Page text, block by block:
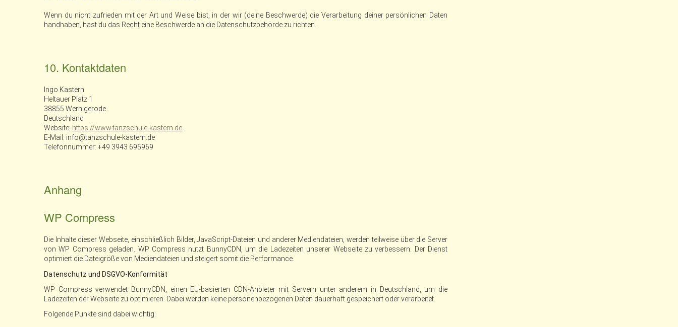
Wenn du nicht zufrieden mit der Art und Weise bist, in der wir (deine Beschwerde) die Verarbeitung deiner persönlichen Daten
handhaben, hast du das Recht eine Beschwerde an die Datenschutzbehörde zu richten.
10. Kontaktdaten
Ingo Kastern
Heltauer Platz 1
38855 Wernigerode
Deutschland
Website: https://www.tanzschule-kastern.de
E-Mail: info@tanzschule-kastern.de
Telefonnummer: +49 3943 695969
Anhang
WP Compress
Die Inhalte dieser Webseite, einschließlich Bilder, JavaScript-Dateien und anderer Mediendateien, werden teilweise über die Server
von WP Compress geladen. WP Compress nutzt BunnyCDN, um die Ladezeiten unserer Webseite zu verbessern. Der Dienst
optimiert die Dateigröße von Mediendateien und steigert somit die Performance.
Datenschutz und DSGVO-Konformität
WP Compress verwendet BunnyCDN, einen EU-basierten CDN-Anbieter mit Servern unter anderem in Deutschland, um die
Ladezeiten der Webseite zu optimieren. Dabei werden keine personenbezogenen Daten dauerhaft gespeichert oder verarbeitet.
Folgende Punkte sind dabei wichtig: